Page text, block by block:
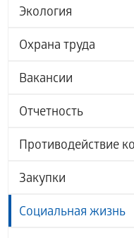
Экология
Охрана труда
Вакансии
Отчетность
Противодействие
Закупки
Социальная жизнь